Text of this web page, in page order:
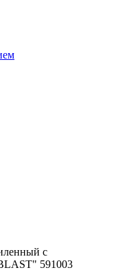
с
591003